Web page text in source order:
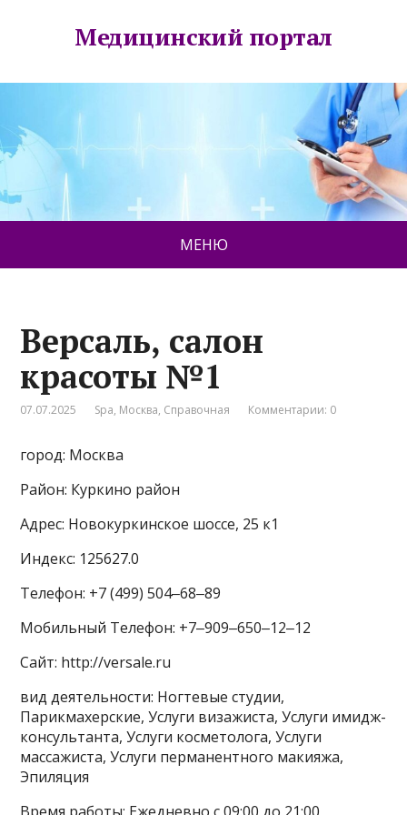
Медицинский портал
МЕНЮ
Версаль, салон
красоты №1
07.07.2025 Spa, Москва, Справочная Комментарии: 0
город: Москва
Район: Куркино район
Адрес: Новокуркинское шоссе, 25 к1
Индекс: 125627.0
Телефон: +7 (499) 504‒68‒89
Мобильный Телефон: +7‒909‒650‒12‒12
Сайт: http://versale.ru
вид деятельности: Ногтевые студии,
Парикмахерские, Услуги визажиста, Услуги имидж-
консультанта, Услуги косметолога, Услуги
массажиста, Услуги перманентного макияжа,
Эпиляция